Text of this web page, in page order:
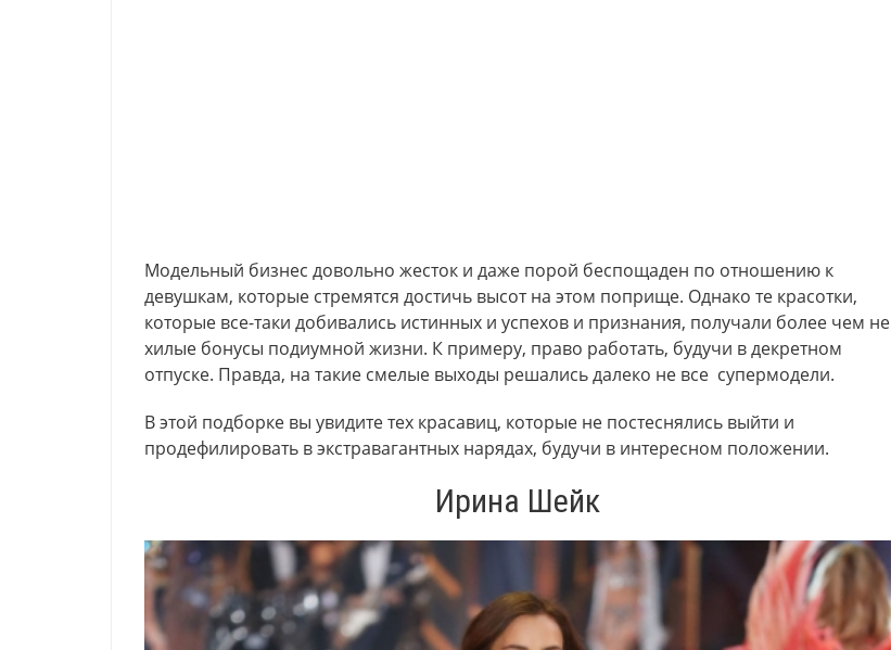
Модельный бизнес довольно жесток и даже порой беспощаден по отношению к
девушкам, которые стремятся достичь высот на этом поприще. Однако те красотки,
которые все-таки добивались истинных и успехов и признания, получали более чем не
хилые бонусы подиумной жизни. К примеру, право работать, будучи в декретном
отпуске. Правда, на такие смелые выходы решались далеко не все супермодели.
В этой подборке вы увидите тех красавиц, которые не постеснялись выйти и
продефилировать в экстравагантных нарядах, будучи в интересном положении.
Ирина Шейк